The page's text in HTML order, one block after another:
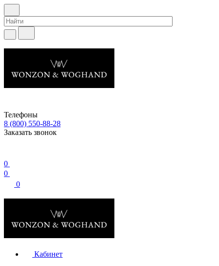
Телефоны
8 (800) 550-88-28
Заказать звонок
0
0
0
Кабинет